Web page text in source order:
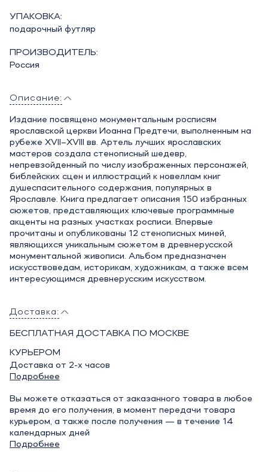
УПАКОВКА:
подарочный футляр
ПРОИЗВОДИТЕЛЬ:
Россия
Описание:
Издание посвящено монументальным росписям
ярославской церкви Иоанна Предтечи, выполненным на
рубеже XVII–XVIII вв. Артель лучших ярославских
мастеров создала стенописный шедевр,
непревзойденный по числу изображенных персонажей,
библейских сцен и иллюстраций к новеллам книг
душеспасительного содержания, популярных в
Ярославле. Книга предлагает описания 150 избранных
сюжетов, представляющих ключевые программные
акценты на разных участках росписи. Впервые
прочитаны и опубликованы 12 стенописных миней,
являющихся уникальным сюжетом в древнерусской
монументальной живописи. Альбом предназначен
искусствоведам, историкам, художникам, а также всем
интересующимся древнерусским искусством.
Доставка:
БЕСПЛАТНАЯ ДОСТАВКА ПО МОСКВЕ
КУРЬЕРОМ
Доставка от 2-х часов
Подробнее
Вы можете отказаться от заказанного товара в любое
время до его получения, в момент передачи товара
курьером, а также после получения — в течение 14
календарных дней
Подробнее